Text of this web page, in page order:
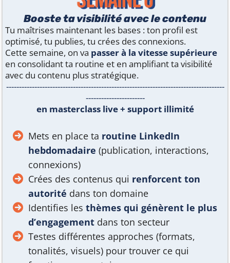
Booste ta visibilité avec le contenu
Tu maîtrises maintenant les bases : ton profil est
optimisé, tu publies, tu crées des connexions.
Cette semaine, on va passer à la vitesse supérieure
en consolidant ta routine et en amplifiant ta visibilité
avec du contenu plus stratégique.
-------------------------------------------------------------------------------------
-----------------------
en masterclass live + support illimité
Mets en place ta routine LinkedIn
hebdomadaire (publication, interactions,
connexions)
Crées des contenus qui renforcent ton
autorité dans ton domaine
Identifies les thèmes qui génèrent le plus
d’engagement dans ton secteur
Testes différentes approches (formats,
tonalités, visuels) pour trouver ce qui